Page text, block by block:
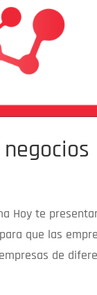
Hoy te
que las
de